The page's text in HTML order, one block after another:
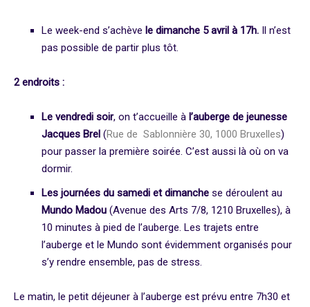
Le week-end s’achève le dimanche 5 avril à 17h. Il n’est
pas possible de partir plus tôt.
2 endroits :
Le vendredi soir, on t’accueille à l’auberge de jeunesse
Jacques Brel (Rue de Sablonnière 30, 1000 Bruxelles)
pour passer la première soirée. C’est aussi là où on va
dormir.
Les journées du samedi et dimanche se déroulent au
Mundo Madou (Avenue des Arts 7/8, 1210 Bruxelles), à
10 minutes à pied de l’auberge. Les trajets entre
l’auberge et le Mundo sont évidemment organisés pour
s’y rendre ensemble, pas de stress.
Le matin, le petit déjeuner à l’auberge est prévu entre 7h30 et